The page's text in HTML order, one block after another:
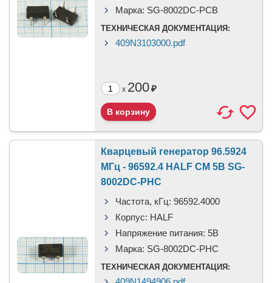
Марка: SG-8002DC-PCB
ТЕХНИЧЕСКАЯ ДОКУМЕНТАЦИЯ:
409N3103000.pdf
x 200₽
Кварцевый генератор 96.5924
МГц - 96592.4 HALF CM 5В SG-
8002DC-PHC
Частота, кГц: 96592.4000
Корпус: HALF
Напряжение питания: 5В
Марка: SG-8002DC-PHC
ТЕХНИЧЕСКАЯ ДОКУМЕНТАЦИЯ: